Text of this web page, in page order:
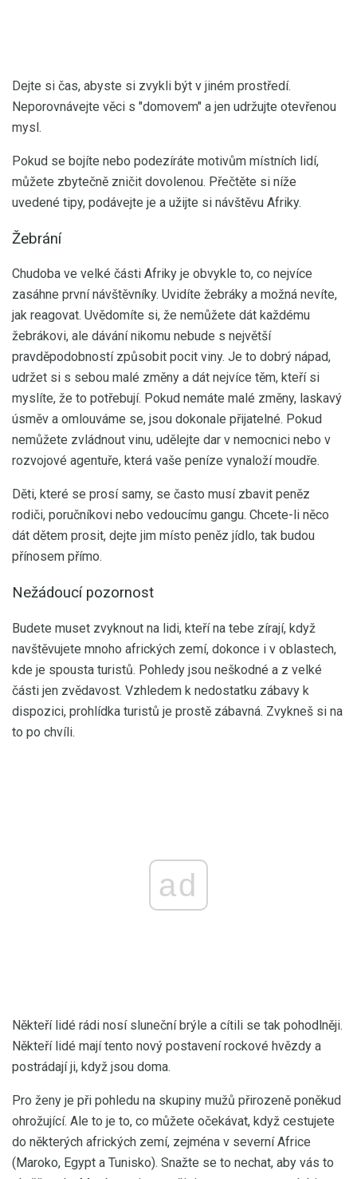
Dejte si čas, abyste si zvykli být v jiném prostředí.
Neporovnávejte věci s "domovem" a jen udržujte otevřenou
mysl.
Pokud se bojíte nebo podezíráte motivům místních lidí,
můžete zbytečně zničit dovolenou. Přečtěte si níže
uvedené tipy, podávejte je a užijte si návštěvu Afriky.
Žebrání
Chudoba ve velké části Afriky je obvykle to, co nejvíce
zasáhne první návštěvníky. Uvidíte žebráky a možná nevíte,
jak reagovat. Uvědomíte si, že nemůžete dát každému
žebrákovi, ale dávání nikomu nebude s největší
pravděpodobností způsobit pocit viny. Je to dobrý nápad,
udržet si s sebou malé změny a dát nejvíce těm, kteří si
myslíte, že to potřebují. Pokud nemáte malé změny, laskavý
úsměv a omlouváme se, jsou dokonale přijatelné. Pokud
nemůžete zvládnout vinu, udělejte dar v nemocnici nebo v
rozvojové agentuře, která vaše peníze vynaloží moudře.
Děti, které se prosí samy, se často musí zbavit peněz
rodiči, poručníkovi nebo vedoucímu gangu. Chcete-li něco
dát dětem prosit, dejte jim místo peněz jídlo, tak budou
přínosem přímo.
Nežádoucí pozornost
Budete muset zvyknout na lidi, kteří na tebe zírají, když
navštěvujete mnoho afrických zemí, dokonce i v oblastech,
kde je spousta turistů. Pohledy jsou neškodné a z velké
části jen zvědavost. Vzhledem k nedostatku zábavy k
dispozici, prohlídka turistů je prostě zábavná. Zvykneš si na
to po chvíli.
ad
Někteří lidé rádi nosí sluneční brýle a cítili se tak pohodlněji.
Někteří lidé mají tento nový postavení rockové hvězdy a
postrádají ji, když jsou doma.
Pro ženy je při pohledu na skupiny mužů přirozeně poněkud
ohrožující. Ale to je to, co můžete očekávat, když cestujete
do některých afrických zemí, zejména v severní Africe
(Maroko, Egypt a Tunisko). Snažte se to nechat, aby vás to